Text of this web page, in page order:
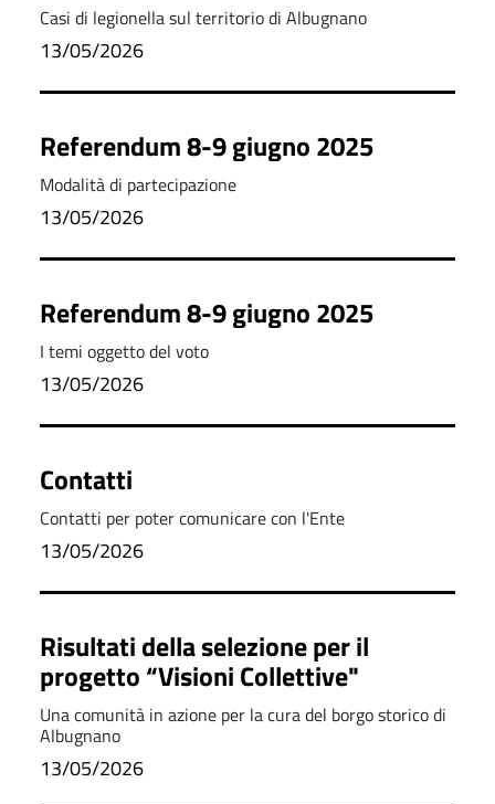
Casi di legionella sul territorio di Albugnano
13/05/2026
Referendum 8-9 giugno 2025
Modalità di partecipazione
13/05/2026
Referendum 8-9 giugno 2025
I temi oggetto del voto
13/05/2026
Contatti
Contatti per poter comunicare con l'Ente
13/05/2026
Risultati della selezione per il
progetto “Visioni Collettive"
Una comunità in azione per la cura del borgo storico di
Albugnano
13/05/2026